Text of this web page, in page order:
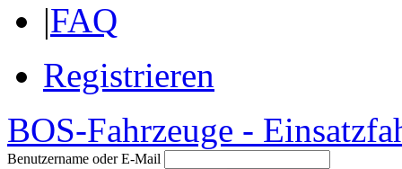
|FAQ
Registrieren
BOS-Fahrzeuge -
Benutzername oder E-Mail